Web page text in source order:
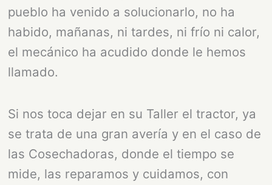
pueblo ha venido a solucionarlo, no ha
habido, mañanas, ni tardes, ni frío ni calor,
el mecánico ha acudido donde le hemos
llamado.
Si nos toca dejar en su Taller el tractor, ya
se trata de una gran avería y en el caso de
las Cosechadoras, donde el tiempo se
mide, las reparamos y cuidamos, con